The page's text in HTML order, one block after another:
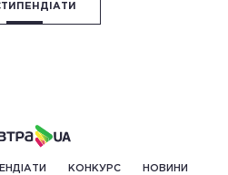
КОНКУРС НОВИНИ